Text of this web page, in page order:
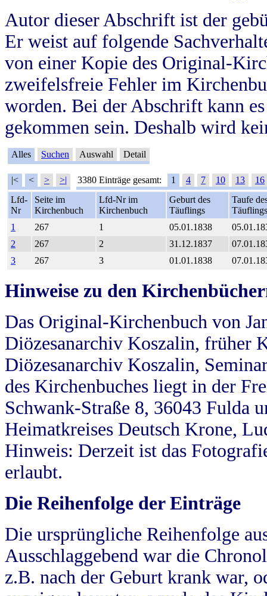
Autor dieser Abschrift ist der
Er weist auf folgende
von einer Kopie des Original-
zweifelsfreie Fehler im
worden. Bei der Abschrift kann
gekommen sein. Deshalb wird
Alles Suchen Auswahl Detail
|< < > >| 3380 Einträge gesamt: 1 4 7 10 13
16
Lfd-
Nr
Seite im
Kirchenbuch
Lfd-Nr im
Kirchenbuch
Geburt des
Täuflings
Taufe
Täuflings
1
267 1 05.01.1838
2
267 2 31.12.1837
3
267 3 01.01.1838
Hinweise zu den
Das Original-Kirchenbuch von
Diözesanarchiv Koszalin, früher
Diözesanarchiv Koszalin,
des Kirchenbuches liegt in der
Schwank-Straße 8, 36043 Fulda
Heimatkreises Deutsch Krone,
Hinweis: Derzeit ist das
erlaubt.
Die Reihenfolge der Einträge
Die ursprüngliche Reihenfolge
Ausschlaggebend war die
z.B. nach der Geburt krank war,